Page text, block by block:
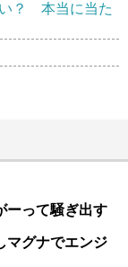
？ 本当に当た
ーって騒ぎ出す
マグナでエンジ